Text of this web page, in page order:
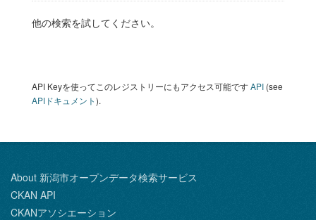
他の検索を試してください。
API Keyを使ってこのレジストリーにもアクセス可能ですAPI (see
APIドキュメント).
About 新潟市オープンデータ検索サービス
CKAN API
CKANアソシエーション